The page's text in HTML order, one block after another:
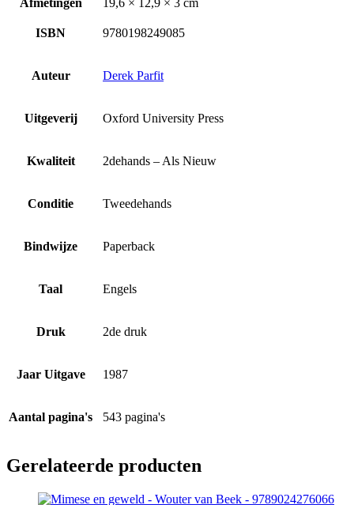
Afmetingen 19,6 × 12,9 × 3 cm
ISBN 9780198249085
Auteur Derek Parfit
Uitgeverij Oxford University Press
Kwaliteit 2dehands – Als Nieuw
Conditie Tweedehands
Bindwijze Paperback
Taal Engels
Druk 2de druk
Jaar Uitgave 1987
Aantal pagina's 543 pagina's
Gerelateerde producten